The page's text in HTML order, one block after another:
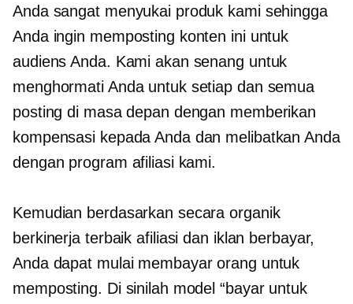
Anda sangat menyukai produk kami sehingga
Anda ingin memposting konten ini untuk
audiens Anda. Kami akan senang untuk
menghormati Anda untuk setiap dan semua
posting di masa depan dengan memberikan
kompensasi kepada Anda dan melibatkan Anda
dengan program afiliasi kami.
Kemudian berdasarkan secara organik
berkinerja terbaik afiliasi dan iklan berbayar,
Anda dapat mulai membayar orang untuk
memposting. Di sinilah model “bayar untuk